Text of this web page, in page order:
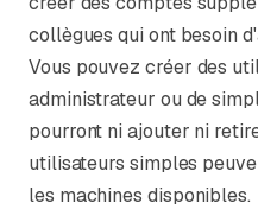
collègues qui ont besoin
Vous pouvez créer des
administrateur ou de
pourront ni ajouter ni
utilisateurs simples
les machines disponibles.